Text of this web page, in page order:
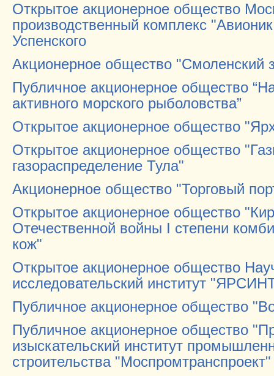
Открытое акционерное общество
производственный комплекс
Успенского
Акционерное общество "Смоленский
Публичное акционерное общество
активного морского рыболовства”
Открытое акционерное общество
Открытое акционерное общество
газораспределение Тула"
Акционерное общество "Торговый
Открытое акционерное общество
Отечественной войны I степени
кож"
Открытое акционерное общество
исследовательский институт
Публичное акционерное общество
Публичное акционерное общество
изыскательский институт
строительства "Моспромтранспроект"